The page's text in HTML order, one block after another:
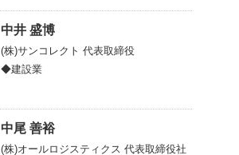
中井 盛博
(株)サンコレクト 代表取締役
◆建設業
中尾 善裕
(株)オールロジスティクス 代表取締役社